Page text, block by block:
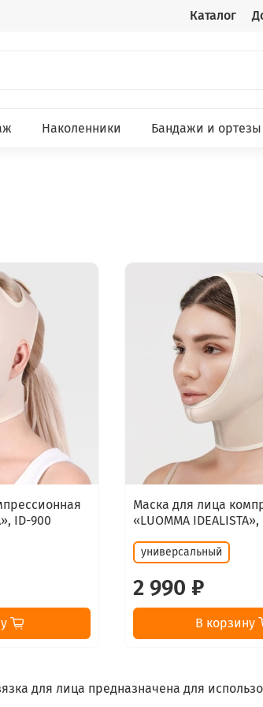
Каталог
Наколенники Бандажи и ортезы
ID-900
Маска для лица
«LUOMMA
универсальный
2 990 ₽
В корзину
для лица предназначена для